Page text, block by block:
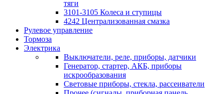
тяги
3101-3105 Колеса и ступицы
4242 Централизованная смазка
Рулевое управление
Тормоза
Электрика
Выключатели, реле, приборы, датчики
Генератор, стартер, АКБ, приборы
искрообразования
Световые приборы, стекла, рассеиватели